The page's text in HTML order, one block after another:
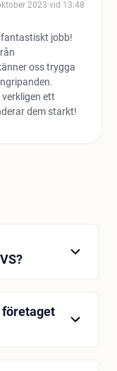
2023 vid 13:48
fantastiskt jobb!
oss trygga
ett
dem starkt!